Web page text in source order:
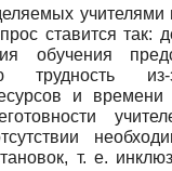
ставится так:
обучения
трудность из-
и
т. е.